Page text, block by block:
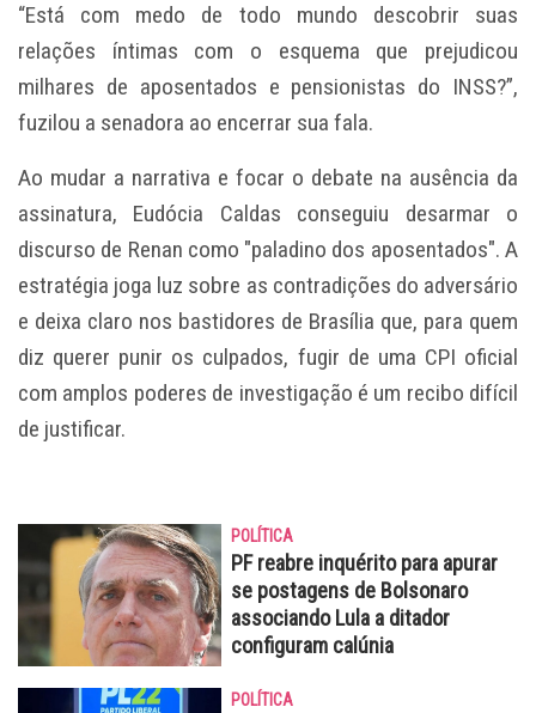
“Está com medo de todo mundo descobrir suas
relações íntimas com o esquema que prejudicou
milhares de aposentados e pensionistas do INSS?”,
fuzilou a senadora ao encerrar sua fala.
Ao mudar a narrativa e focar o debate na ausência da
assinatura, Eudócia Caldas conseguiu desarmar o
discurso de Renan como "paladino dos aposentados". A
estratégia joga luz sobre as contradições do adversário
e deixa claro nos bastidores de Brasília que, para quem
diz querer punir os culpados, fugir de uma CPI oficial
com amplos poderes de investigação é um recibo difícil
de justificar.
POLÍTICA
PF reabre inquérito para apurar
se postagens de Bolsonaro
associando Lula a ditador
configuram calúnia
POLÍTICA